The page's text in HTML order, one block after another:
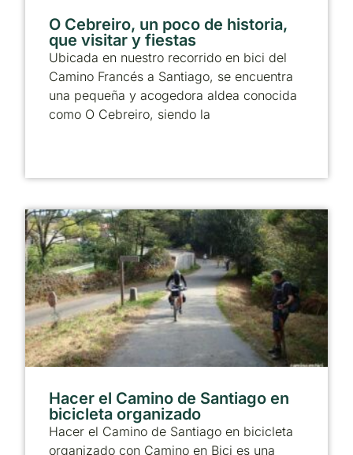
O Cebreiro, un poco de historia,
que visitar y fiestas
Ubicada en nuestro recorrido en bici del
Camino Francés a Santiago, se encuentra
una pequeña y acogedora aldea conocida
como O Cebreiro, siendo la
Hacer el Camino de Santiago en
bicicleta organizado
Hacer el Camino de Santiago en bicicleta
organizado con Camino en Bici es una